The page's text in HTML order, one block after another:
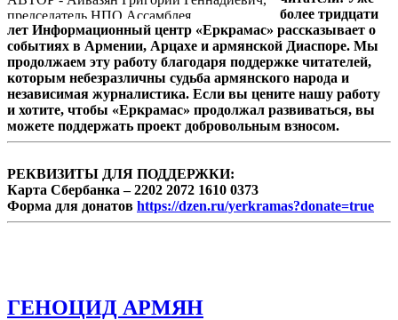
председатель НПО Ассамблея
Азербайджанских Армян, кандидат
исторических наук, научный сотрудник
Института археологии и этнографии НАН
РА. ..
более тридцати
лет Информационный центр «Еркрамас» рассказывает о
событиях в Армении, Арцахе и армянской Диаспоре. Мы
продолжаем эту работу благодаря поддержке читателей,
которым небезразличны судьба армянского народа и
независимая журналистика. Если вы цените нашу работу
и хотите, чтобы «Еркрамас» продолжал развиваться, вы
можете поддержать проект добровольным взносом.
РЕКВИЗИТЫ ДЛЯ ПОДДЕРЖКИ:
Карта Сбербанка – 2202 2072 1610 0373
Форма для донатов https://dzen.ru/yerkramas?donate=true
ГЕНОЦИД АРМЯН